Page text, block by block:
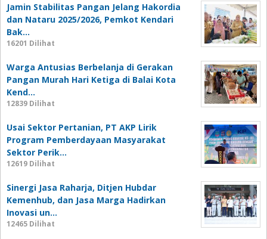
Jamin Stabilitas Pangan Jelang Hakordia
dan Nataru 2025/2026, Pemkot Kendari
Bak…
16201 Dilihat
Warga Antusias Berbelanja di Gerakan
Pangan Murah Hari Ketiga di Balai Kota
Kend…
12839 Dilihat
Usai Sektor Pertanian, PT AKP Lirik
Program Pemberdayaan Masyarakat
Sektor Perik…
12619 Dilihat
Sinergi Jasa Raharja, Ditjen Hubdar
Kemenhub, dan Jasa Marga Hadirkan
Inovasi un…
12465 Dilihat